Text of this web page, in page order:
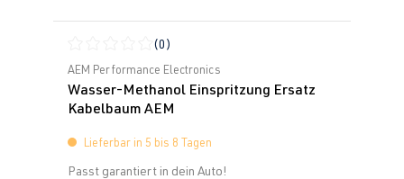
Durchschnittliche Bewertung von 0 von 5 Sternen
(0)
AEM Performance Electronics
Wasser-Methanol Einspritzung Ersatz
Kabelbaum AEM
Lieferbar in 5 bis 8 Tagen
Passt garantiert in dein Auto!